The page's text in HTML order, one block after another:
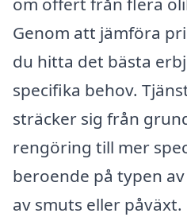
Genom att jämföra
du hitta det bästa
specifika behov.
sträcker sig från
rengöring till mer
beroende på typen
av smuts eller påväxt.